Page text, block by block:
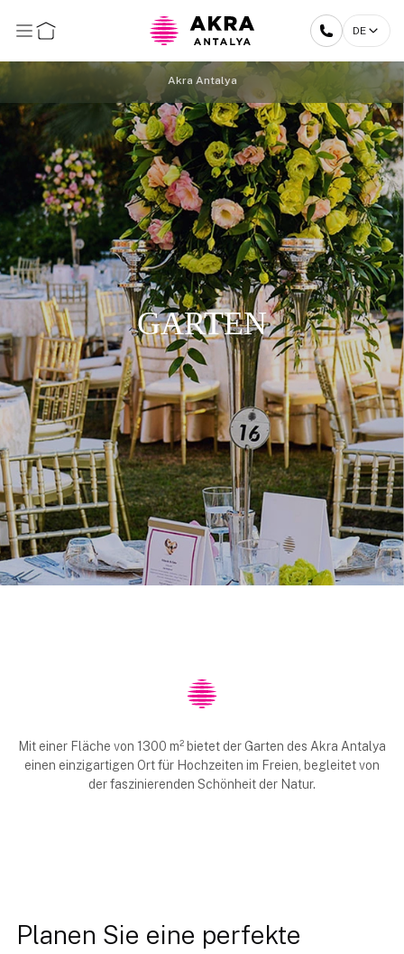
DE
Akra Antalya
GARTEN
Mit einer Fläche von 1300 m² bietet der Garten des Akra Antalya
einen einzigartigen Ort für Hochzeiten im Freien, begleitet von
der faszinierenden Schönheit der Natur.
Planen Sie eine perfekte